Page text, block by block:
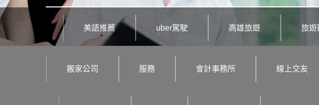
美語推薦 uber駕駛 高雄旅遊 旅遊
搬家公司 服務 會計事務所 線上交友